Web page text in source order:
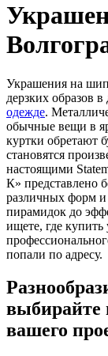
Украшения на
дерзких образов
одежде.
обычные вещи в
куртки обретают
становятся
настоящими
К» представлено
различных форм
пирамидок до
ищете, где
попали по адресу.
выбирайте
вашего